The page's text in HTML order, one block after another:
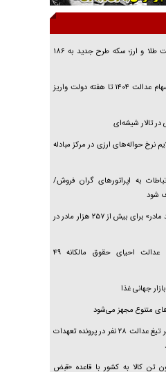
جفای مخالفان مکانت
می‌داد
مدارس
می‌شود؟
رکوردشکنی قیمت طلا و ارز؛ سکه طرح جدید به ۱۸۶
بخشی از سود سهام عدالت ۱۴۰۴ تا هفته دولت واریز
در تالار شیشه‌ای
نرخ حواله‌های ارزی در مرکز مبادله
به اپراتورهای گران فروش/
شود
شارژ «کارت امید مادر» برای بیش از ۲۵۷ هزار مادر در
آزادسازی سهام عدالت احیای حقوق مالکانه ۴۹
جهانی غذا
متنوع مجهز می‌شود
«ارز» خوار‌ها زیر تیغ عدالت ۲۸ نفر در پرونده تعهدات
۵ میلیون تن کالا به کشور با قاعده «قبض